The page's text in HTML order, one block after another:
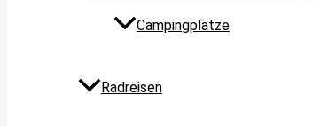
Campingplätze
Radreisen